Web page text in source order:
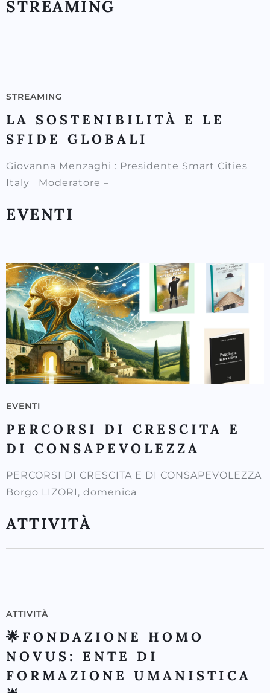
STREAMING
STREAMING
LA SOSTENIBILITÀ E LE
SFIDE GLOBALI
Giovanna Menzaghi : Presidente Smart Cities
Italy Moderatore –
EVENTI
EVENTI
PERCORSI DI CRESCITA E
DI CONSAPEVOLEZZA
PERCORSI DI CRESCITA E DI CONSAPEVOLEZZA
Borgo LIZORI, domenica
ATTIVITÀ
ATTIVITÀ
🌟FONDAZIONE HOMO
NOVUS: ENTE DI
FORMAZIONE UMANISTICA